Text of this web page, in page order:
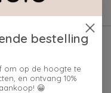
bestelling
om op de hoogte te
en ontvang 10%
😀